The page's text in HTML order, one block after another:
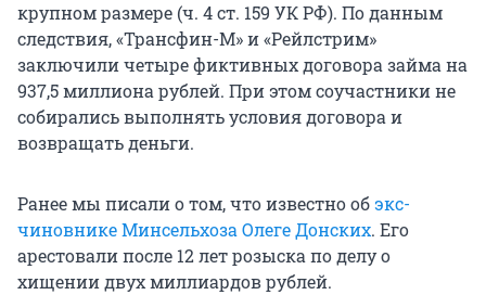
крупном размере (ч. 4 ст. 159 УК РФ). По данным
следствия, «Трансфин-М» и «Рейлстрим»
заключили четыре фиктивных договора займа на
937,5 миллиона рублей. При этом соучастники не
собирались выполнять условия договора и
возвращать деньги.
Ранее мы писали о том, что известно обэкс-
чиновникеМинсельхоза Олеге Донских. Его
арестовали после 12 лет розыска по делу о
хищении двух миллиардов рублей.